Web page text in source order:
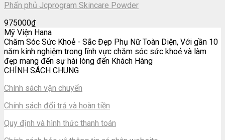
Phấn phủ Jcprogram Skincare Powder
975000₫
Mỹ Viện Hana
Chăm Sóc Sức Khoẻ - Sắc Đẹp Phụ Nữ Toàn Diện, Với gần 10
năm kinh nghiệm trong lĩnh vực chăm sóc sức khoẻ và làm
đẹp mang đến sự hài lòng đến Khách Hàng
CHÍNH SÁCH CHUNG
Chính sách vận chuyển
Chính sách đổi trả và hoàn tiền
Quy định và hình thức thanh toán